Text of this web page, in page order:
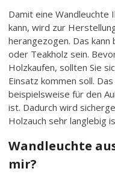
Damit eine Wandleuchte
kann, wird zur
herangezogen. Das
oder Teakholz sein.
Holzkaufen, sollten Sie
Einsatz kommen soll.
beispielsweise für den
ist. Dadurch wird
Holzauch sehr langlebig
Wandleuchte
mir?